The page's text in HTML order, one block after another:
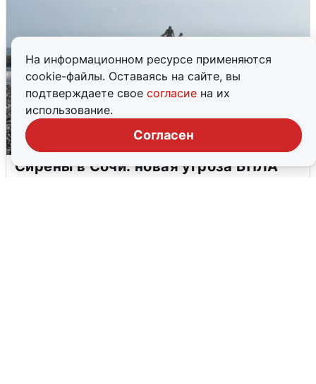
На информационном ресурсе применяются
cookie-файлы. Оставаясь на сайте, вы
подтверждаете свое согласие на их
использование.
Согласен
Сирены в Сочи: новая угроза БПЛА